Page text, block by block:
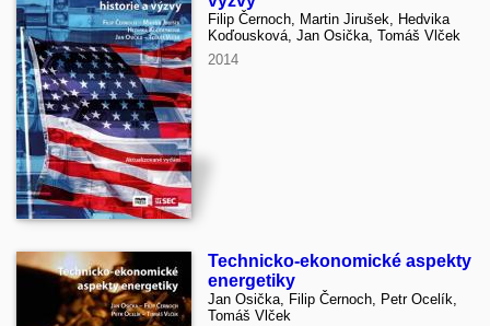
Filip Černoch, Martin Jirušek, Hedvika
Koďousková, Jan Osička, Tomáš Vlček
2014
Technicko-ekonomické aspekty
energetiky
Jan Osička, Filip Černoch, Petr Ocelík,
Tomáš Vlček